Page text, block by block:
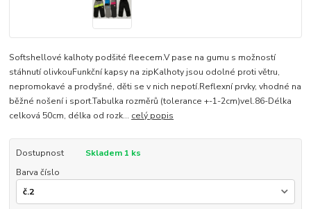
Softshellové kalhoty podšité fleecem.V pase na gumu s možností
stáhnutí olivkouFunkční kapsy na zipKalhoty jsou odolné proti větru,
nepromokavé a prodyšné, děti se v nich nepotí.Reflexní prvky, vhodné na
běžné nošení i sport.Tabulka rozměrů (tolerance +-1-2cm)vel.86-Délka
celková 50cm, délka od rozk... celý popis
Dostupnost
Skladem 1 ks
Barva číslo